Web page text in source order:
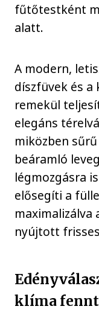
fűtőtestként
alatt.
A modern,
díszfüvek és a
remekül
elegáns
miközben
beáramló
légmozgásra
elősegíti a
maximalizálva
nyújtott
klíma